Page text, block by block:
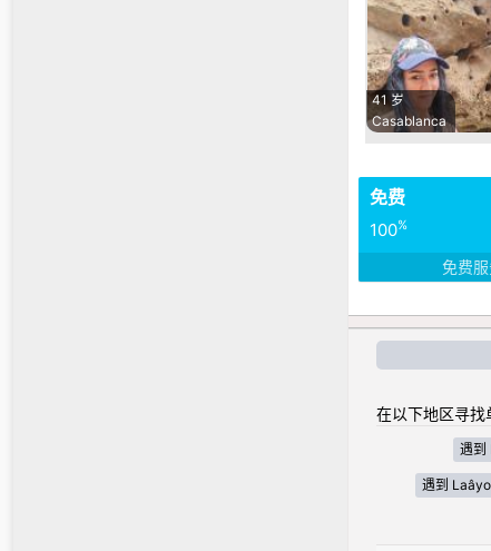
41 岁
Casablanca
免费
100%
免费
在以下地区寻找
遇到
遇到